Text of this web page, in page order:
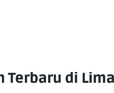
Terbaru di Lima